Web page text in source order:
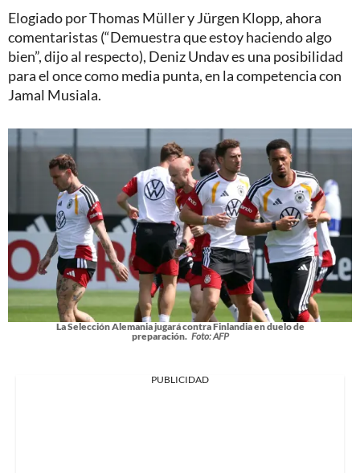
Elogiado por Thomas Müller y Jürgen Klopp, ahora
comentaristas (“Demuestra que estoy haciendo algo
bien”, dijo al respecto), Deniz Undav es una posibilidad
para el once como media punta, en la competencia con
Jamal Musiala.
La Selección Alemania jugará contra Finlandia en duelo de
preparación. Foto: AFP
PUBLICIDAD